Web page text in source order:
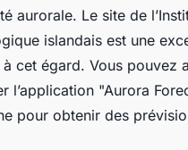
aurorale. Le site de
islandais est une
cet égard. Vous pouvez
l’application "Aurora
pour obtenir des